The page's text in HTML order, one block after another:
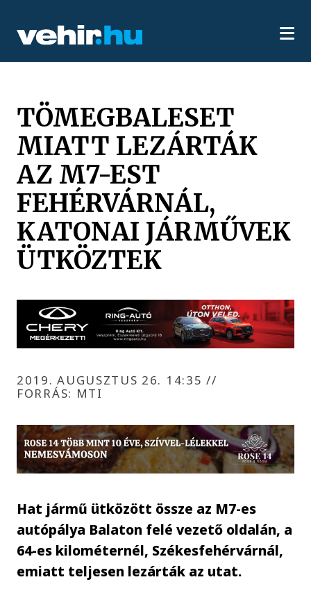
TÖMEGBALESET
MIATT LEZÁRTÁK
AZ M7-EST
FEHÉRVÁRNÁL,
KATONAI JÁRMŰVEK
ÜTKÖZTEK
2019. AUGUSZTUS 26. 14:35//
FORRÁS: MTI
Hat jármű ütközött össze az M7-es
autópálya Balaton felé vezető oldalán, a
64-es kilométernél, Székesfehérvárnál,
emiatt teljesen lezárták az utat.